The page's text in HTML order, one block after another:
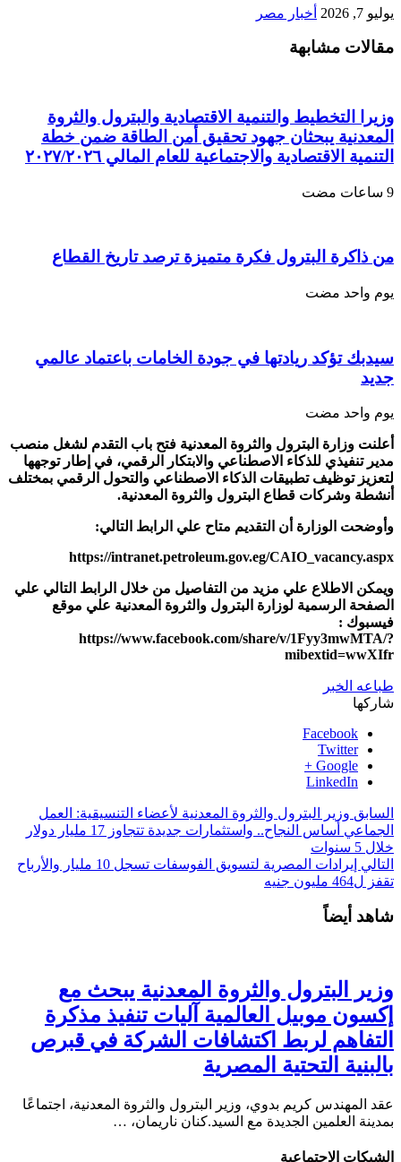
يوليو 7, 2026 أخبار مصر
مقالات مشابهة
وزيرا التخطيط والتنمية الاقتصادية والبترول والثروة
المعدنية يبحثان جهود تحقيق أمن الطاقة ضمن خطة
التنمية الاقتصادية والاجتماعية للعام المالي ٢٠٢٧/٢٠٢٦
من ذاكرة البترول فكرة متميزة ترصد تاريخ القطاع
‏يوم واحد مضت
سيدبك تؤكد ريادتها في جودة الخامات باعتماد عالمي
جديد
‏يوم واحد مضت
أعلنت وزارة البترول والثروة المعدنية فتح باب التقدم لشغل منصب
مدير تنفيذي للذكاء الاصطناعي والابتكار الرقمي، في إطار توجهها
لتعزيز توظيف تطبيقات الذكاء الاصطناعي والتحول الرقمي بمختلف
أنشطة وشركات قطاع البترول والثروة المعدنية.
وأوضحت الوزارة أن التقديم متاح علي الرابط التالي:
https://intranet.petroleum.gov.eg/CAIO_vacancy.aspx
ويمكن الاطلاع علي مزيد من التفاصيل من خلال الرابط التالي علي
الصفحة الرسمية لوزارة البترول والثروة المعدنية علي موقع
فيسبوك :
https://www.facebook.com/share/v/1Fyy3mwMTA/?
mibextid=wwXIfr
طباعه الخبر
شاركها
Facebook
Twitter
Google +
LinkedIn
السابق وزير البترول والثروة المعدنية لأعضاء التنسيقية: العمل
الجماعي أساس النجاح.. واستثمارات جديدة تتجاوز 17 مليار دولار
خلال 5 سنوات
التالي
إيرادات المصرية لتسويق الفوسفات تسجل 10 مليار والأرباح
تقفز ل464 مليون جنيه
شاهد أيضاً
وزير البترول والثروة المعدنية يبحث مع
إكسون موبيل العالمية آليات تنفيذ مذكرة
التفاهم لربط اكتشافات الشركة في قبرص
بالبنية التحتية المصرية
عقد المهندس كريم بدوي، وزير البترول والثروة المعدنية، اجتماعًا
بمدينة العلمين الجديدة مع السيد.كنان ناريمان، …
الشبكات الإجتماعية